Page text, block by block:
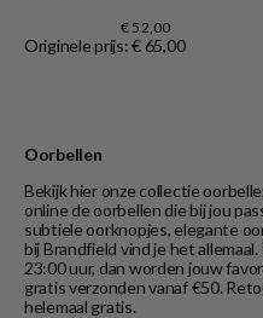
€ 52,00
Originele prijs: € 65,00
Oorbellen
Bekijk hier onze collectie
online de oorbellen die bij jou
subtiele oorknopjes, elegante
bij Brandfield vind je het
23:00 uur, dan worden jouw
gratis verzonden vanaf €50.
helemaal gratis.